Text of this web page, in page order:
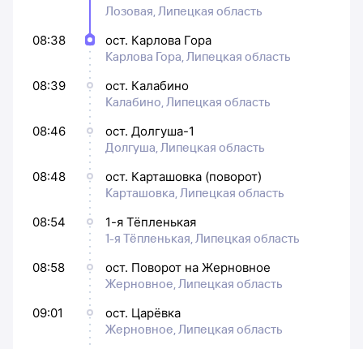
Лозовая, Липецкая область
08:38
ост. Карлова Гора
Карлова Гора, Липецкая область
08:39
ост. Калабино
Калабино, Липецкая область
08:46
ост. Долгуша-1
Долгуша, Липецкая область
08:48
ост. Карташовка (поворот)
Карташовка, Липецкая область
08:54
1-я Тёпленькая
1-я Тёпленькая, Липецкая область
08:58
ост. Поворот на Жерновное
Жерновное, Липецкая область
09:01
ост. Царёвка
Жерновное, Липецкая область